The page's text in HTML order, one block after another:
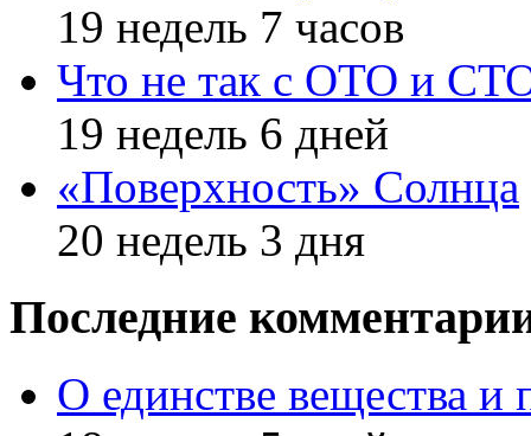
19 недель 7 часов
Что не так с ОТО и
19 недель 6 дней
«Поверхность» Солнца
20 недель 3 дня
Последние
О единстве вещества и